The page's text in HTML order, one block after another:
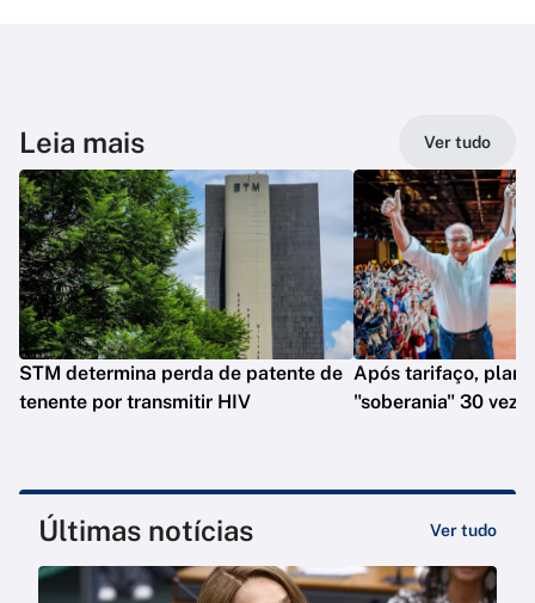
Leia mais Ver tudo
STM determina perda de patente de
tenente por transmitir HIV
Após tarifaço,
"soberania" 30
Últimas notícias Ver tudo